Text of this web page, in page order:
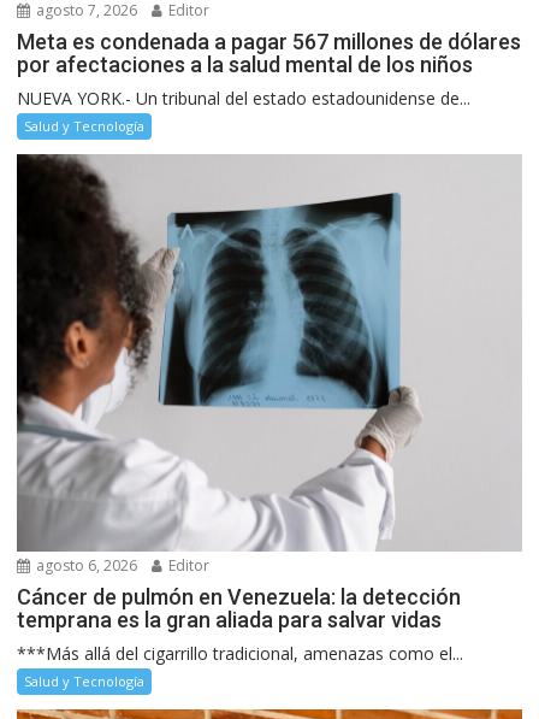
agosto 7, 2026 Editor
Meta es condenada a pagar 567 millones de dólares
por afectaciones a la salud mental de los niños
NUEVA YORK.- Un tribunal del estado estadounidense de...
Salud y Tecnología
agosto 6, 2026 Editor
Cáncer de pulmón en Venezuela: la detección
temprana es la gran aliada para salvar vidas
***Más allá del cigarrillo tradicional, amenazas como el...
Salud y Tecnología